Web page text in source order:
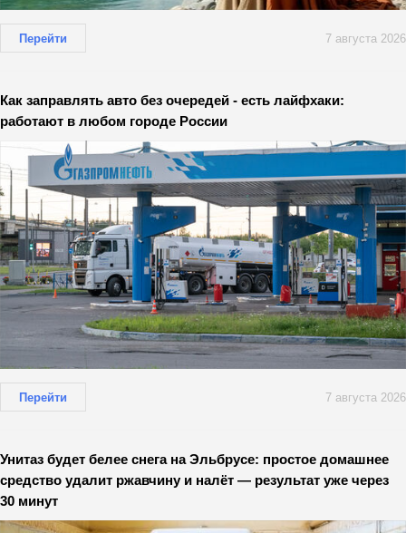
Перейти 7 августа 2026
Как заправлять авто без очередей - есть лайфхаки:
работают в любом городе России
Перейти 7 августа 2026
Унитаз будет белее снега на Эльбрусе: простое домашнее
средство удалит ржавчину и налёт — результат уже через
30 минут